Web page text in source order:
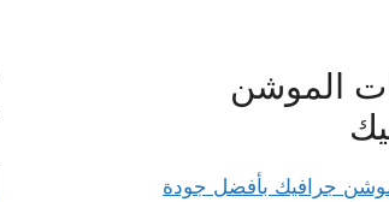
الموشن
جرافيك بأفضل جودة